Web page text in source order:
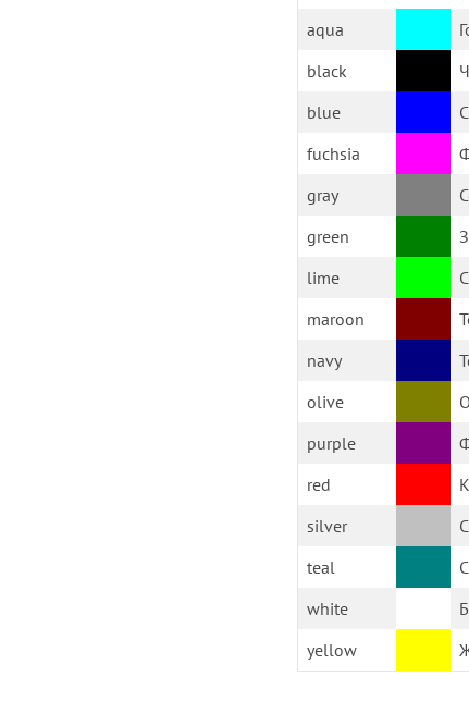
aqua
black
blue
fuchsia
gray
green
lime
maroon
navy
olive
purple
red
silver
teal
white
yellow